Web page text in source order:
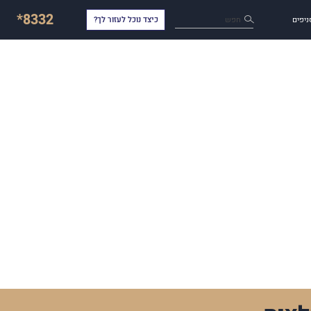
חפש כיצד נוכל לעזור לך? *8332